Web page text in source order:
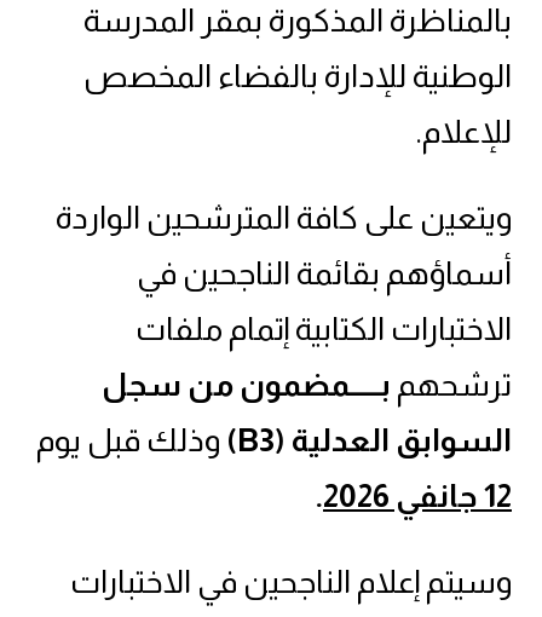
بالمناظرة المذكورة بمقر المدرسة
الوطنية للإدارة بالفضاء المخصص
للإعلام.
ويتعين على كافة المترشحين الواردة
أسماؤهم بقائمة الناجحين في
الاختبارات الكتابية إتمام ملفات
ترشحهم بـــــمضمون من سجل
السوابق العدلية (B3)
وذلك قبل يوم
12 جانفي 2026
.
وسيتم إعلام الناجحين في الاختبارات